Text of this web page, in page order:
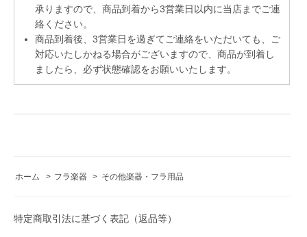
承りますので、商品到着から3営業日以内に当店までご連
絡ください。
商品到着後、3営業日を過ぎてご連絡をいただいても、ご
対応いたしかねる場合がございますので、商品が到着し
ましたら、必ず状態確認をお願いいたします。
ホーム > フラ楽器 > その他楽器・フラ用品
特定商取引法に基づく表記（返品等）